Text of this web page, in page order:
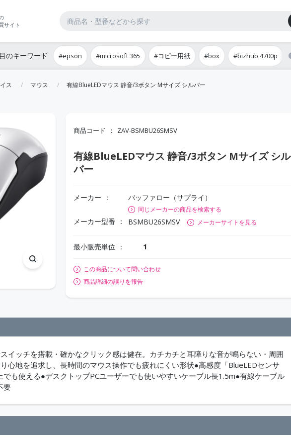
サイト
のキーワード #epson #microsoft 365 #コピー用紙 #box #bizhub 4700p
ス マウス 有線BlueLEDマウス 静音/3ボタン Mサイズ シルバー
商品コード ZAV-BSMBU26SMSV
有線BlueLEDマウス 静音/3ボタン Mサイズ シル
バー
メーカー バッファロー（サプライ）
同じメーカーの商品を検索する
メーカー型番 BSMBU26SMSV メーカーサイトを見る
最小販売単位 1
この商品について問い合わせ
商品詳細の誤りを報告
イッチを搭載・確かなクリック感は健在。カチカチと耳障りな音が鳴らない・周囲
心地を追求し、長時間のマウス操作でも疲れにくい形状●高感度「BlueLEDセンサ
も使える●デスクトップPCユーザーでも使いやすいケーブル長1.5m●有線ケーブル
要